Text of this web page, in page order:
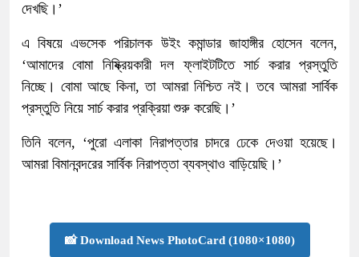
দেখছি।’
এ বিষয়ে এভসেক পরিচালক উইং কমান্ডার জাহাঙ্গীর হোসেন বলেন,
‘আমাদের বোমা নিষ্ক্রিয়কারী দল ফ্লাইটটিতে সার্চ করার প্রস্তুতি
নিচ্ছে। বোমা আছে কিনা, তা আমরা নিশ্চিত নই। তবে আমরা সার্বিক
প্রস্তুতি নিয়ে সার্চ করার প্রক্রিয়া শুরু করেছি।’
তিনি বলেন, ‘পুরো এলাকা নিরাপত্তার চাদরে ঢেকে দেওয়া হয়েছে।
আমরা বিমানবন্দরের সার্বিক নিরাপত্তা ব্যবস্থাও বাড়িয়েছি।’
📸 Download News PhotoCard (1080×1080)